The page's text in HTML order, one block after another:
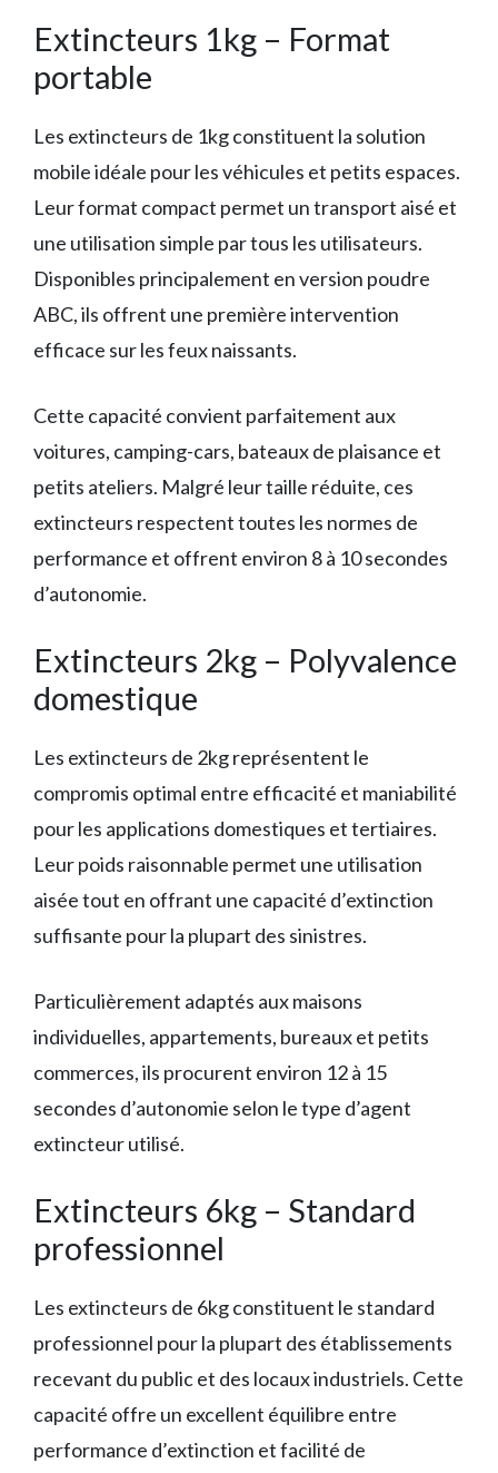
Extincteurs 1kg – Format
portable
Les extincteurs de 1kg constituent la solution
mobile idéale pour les véhicules et petits espaces.
Leur format compact permet un transport aisé et
une utilisation simple par tous les utilisateurs.
Disponibles principalement en version poudre
ABC, ils offrent une première intervention
efficace sur les feux naissants.
Cette capacité convient parfaitement aux
voitures, camping-cars, bateaux de plaisance et
petits ateliers. Malgré leur taille réduite, ces
extincteurs respectent toutes les normes de
performance et offrent environ 8 à 10 secondes
d’autonomie.
Extincteurs 2kg – Polyvalence
domestique
Les extincteurs de 2kg représentent le
compromis optimal entre efficacité et maniabilité
pour les applications domestiques et tertiaires.
Leur poids raisonnable permet une utilisation
aisée tout en offrant une capacité d’extinction
suffisante pour la plupart des sinistres.
Particulièrement adaptés aux maisons
individuelles, appartements, bureaux et petits
commerces, ils procurent environ 12 à 15
secondes d’autonomie selon le type d’agent
extincteur utilisé.
Extincteurs 6kg – Standard
professionnel
Les extincteurs de 6kg constituent le standard
professionnel pour la plupart des établissements
recevant du public et des locaux industriels. Cette
capacité offre un excellent équilibre entre
performance d’extinction et facilité de